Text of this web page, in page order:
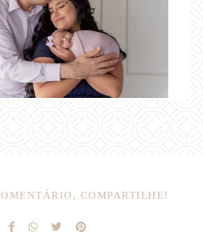
COMPARTILHE!